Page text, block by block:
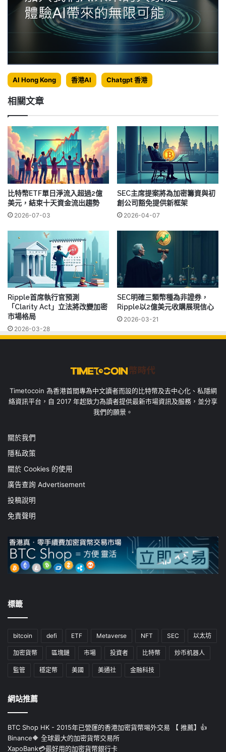
AI Hong Kong 香港AI Chatgpt 香港
相關文章
比特幣ETF單日淨流入超過2億
美元，結束十天資金流出趨勢
2026-07-03
SEC主席提案將為加密籌資與初
創公司豁免提供新框架
2026-04-07
Ripple首席執行官預測
「Clarity Act」立法將改變加密
市場格局
2026-03-28
SEC明確三類幣種為非證券，
Ripple以2億美元收購展現信心
2026-03-21
Timetocoin 為香港首間專為中文讀者而設的比特幣及去中心化、私隱網
絡資訊平台，自 2017 年起致力為讀者提供最新市場資訊及服務，並分享
我們的願景。
關於我們
隱私政策
關於 Cookies 的使用
廣告查詢 Advertisement
投稿說明
免責聲明
標籤
bitcoin defi ETF Metaverse NFT SEC 以太坊
加密貨幣 區塊鏈 市場 投資者 比特幣 炒币机器人
監管 穩定幣 美國 美通社 金融科技
網站推薦
BTC Shop HK - 2015年已營運的香港加密貨幣埸外交易 【 推薦】👍
Binance🔶 全球最大的加密貨幣交易所
XapoBank💳最好用的加密貨幣銀行卡